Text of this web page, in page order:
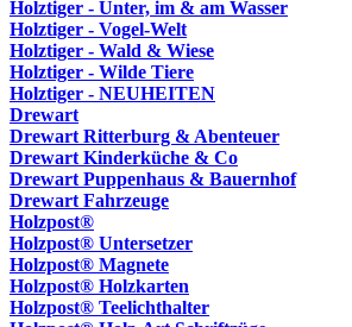
Holztiger - Unter, im & am Wasser
Holztiger - Vogel-Welt
Holztiger - Wald & Wiese
Holztiger - Wilde Tiere
Holztiger - NEUHEITEN
Drewart
Drewart Ritterburg & Abenteuer
Drewart Kinderküche & Co
Drewart Puppenhaus & Bauernhof
Drewart Fahrzeuge
Holzpost®
Holzpost® Untersetzer
Holzpost® Magnete
Holzpost® Holzkarten
Holzpost® Teelichthalter